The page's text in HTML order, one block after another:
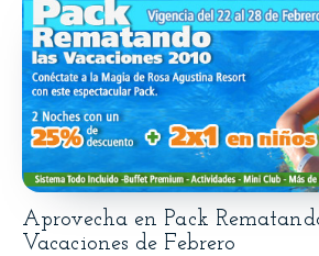
Aprovecha en Pack
Vacaciones de Febrero